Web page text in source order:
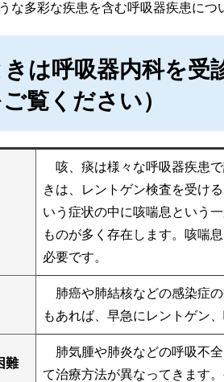
な多彩な疾患を含む呼吸器疾患につ
は呼吸器内科を受
覧ください）
咳、痰は様々な呼吸器疾患
きは、レントゲン検査を受け
いう症状の中に咳喘息という
ものが多く存在します。咳喘
必要です。
肺癌や肺結核などの感染症
もあれば、早急にレントゲン
難
肺気腫や肺炎などの呼吸不
て治療方法が異なってきます